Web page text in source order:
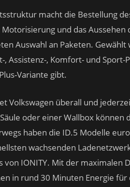
macht die Bestellung
und das Aussehen
Auswahl an Paketen.
, Assistenz-, Komfort- und Sport-
Variante gibt.
Volkswagen überall und
oder einer Wallbox können
haben die ID.5 Modelle
wachsenden
von IONITY. Mit der maximalen
in rund 30 Minuten Energie